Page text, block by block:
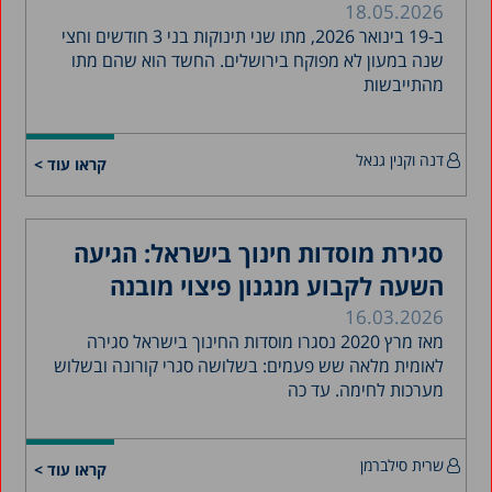
ספטמבר 2020
נובמבר 2019
מרץ 2019
פברואר 2019
18.05.2026
ב-19 בינואר 2026, מתו שני תינוקות בני 3 חודשים וחצי
שנה במעון לא מפוקח בירושלים. החשד הוא שהם מתו
מהתייבשות
קראו עוד > דנה וקנין גנאל
סגירת מוסדות חינוך בישראל: הגיעה
השעה לקבוע מנגנון פיצוי מובנה
16.03.2026
מאז מרץ 2020 נסגרו מוסדות החינוך בישראל סגירה
לאומית מלאה שש פעמים: בשלושה סגרי קורונה ובשלוש
מערכות לחימה. עד כה
קראו עוד > שרית סילברמן